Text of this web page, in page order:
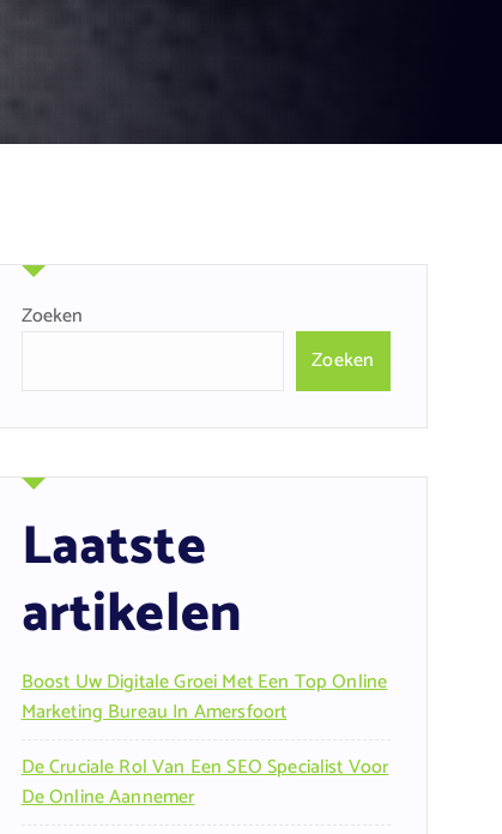
Zoeken
Zoeken
Laatste
artikelen
Boost Uw Digitale Groei Met Een Top Online
Marketing Bureau In Amersfoort
De Cruciale Rol Van Een SEO Specialist Voor
De Online Aannemer